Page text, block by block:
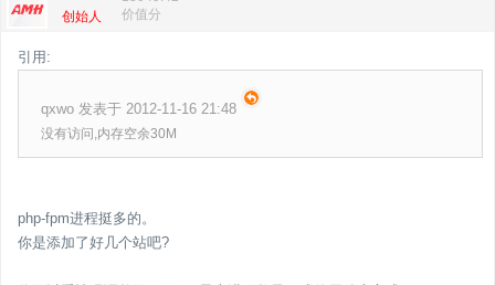
创始人
价值分
引用:
qxwo 发表于 2012-11-16 21:48
没有访问,内存空余30M
php-fpm进程挺多的。
你是添加了好几个站吧?